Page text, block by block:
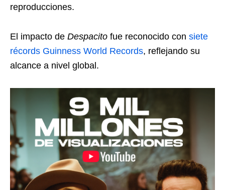
reproducciones.
El impacto de Despacito fue reconocido con siete
récords Guinness World Records, reflejando su
alcance a nivel global.